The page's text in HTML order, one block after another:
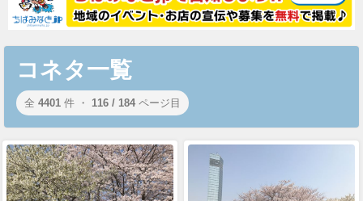
コネタ一覧
全 4401 件 ・ 116 / 184 ページ目